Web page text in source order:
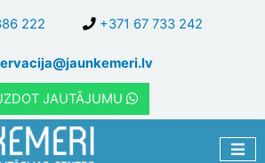
galveno
saturu
222 +371 67 733 242
JAUTĀJUMU